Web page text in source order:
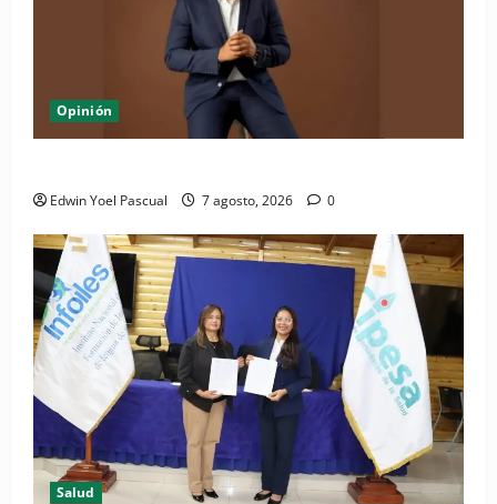
Opinión
Edwin Yoel Pascual 7 agosto, 2026 0
Salud